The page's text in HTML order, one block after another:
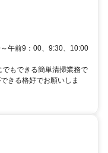
午前9：00、9:30、10:00
もできる簡単清掃業務で
きる格好でお願いしま